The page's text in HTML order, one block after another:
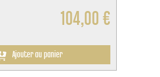
104,00 €
Ajouter au panier